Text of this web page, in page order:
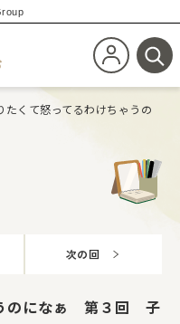
新規会員登
検
たくて怒ってるわけちゃうの
次の回
のになぁ 第３回 子